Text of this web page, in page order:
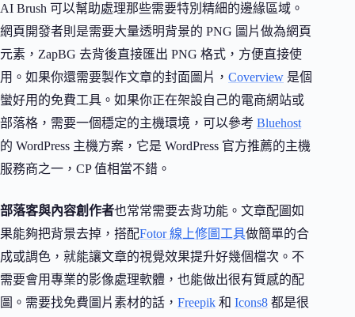
AI Brush 可以幫助處理那些需要特別精細的邊緣區域。
網頁開發者則是需要大量透明背景的 PNG 圖片做為網頁
元素，ZapBG 去背後直接匯出 PNG 格式，方便直接使
用。如果你還需要製作文章的封面圖片， Coverview 是個
蠻好用的免費工具。如果你正在架設自己的電商網站或
部落格，需要一個穩定的主機環境，可以參考 Bluehost
的 WordPress 主機方案，它是 WordPress 官方推薦的主機
服務商之一，CP 值相當不錯。
部落客與內容創作者也常常需要去背功能。文章配圖如
果能夠把背景去掉，搭配Fotor 線上修圖工具做簡單的合
成或調色，就能讓文章的視覺效果提升好幾個檔次。不
需要會用專業的影像處理軟體，也能做出很有質感的配
圖。需要找免費圖片素材的話， Freepik 和 Icons8 都是很